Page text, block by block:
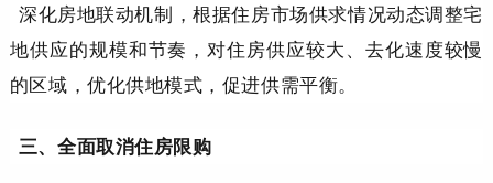
深化房地联动机制，根据住房市场供求情况动态调整宅
地供应的规模和节奏，对住房供应较大、去化速度较慢
的区域，优化供地模式，促进供需平衡。
三、全面取消住房限购